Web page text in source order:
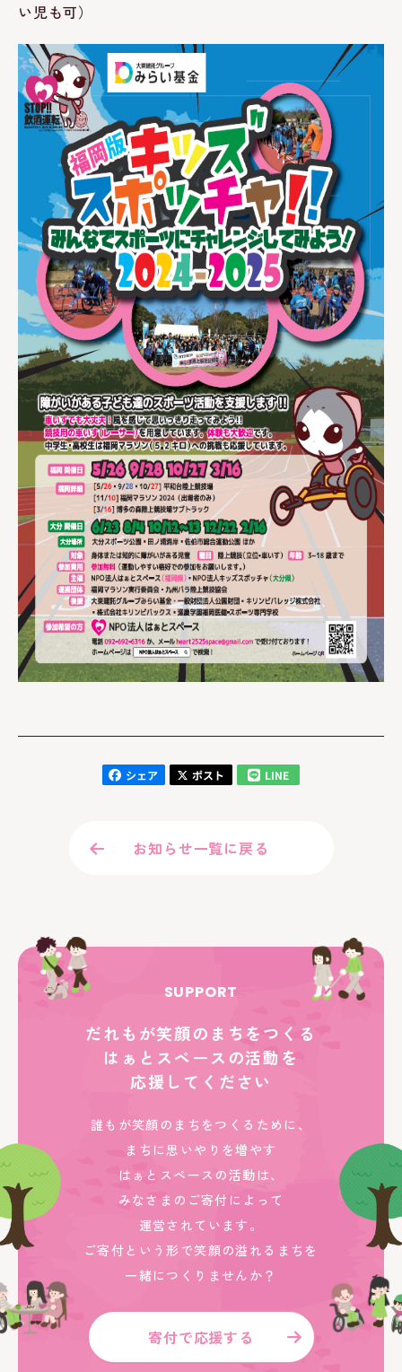
い児も可）
お知らせ一覧に戻る
SUPPORT
だれもが笑顔のまちをつくる
はぁとスペースの活動を
応援してください
誰もが笑顔のまちをつくるために、
まちに思いやりを増やす
はぁとスペースの活動は、
みなさまのご寄付によって
運営されています。
ご寄付という形で笑顔の溢れるまちを
一緒につくりませんか？
寄付で応援する